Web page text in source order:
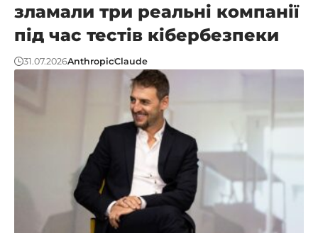
зламали три реальні компанії
під час тестів кібербезпеки
31.07.2026AnthropicClaude